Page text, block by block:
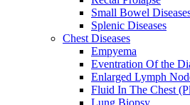
Small Bowel
Splenic Diseases
Chest Diseases
Empyema
Eventration Of the
Enlarged Lymph
Fluid In The Chest
Lung Biopsy